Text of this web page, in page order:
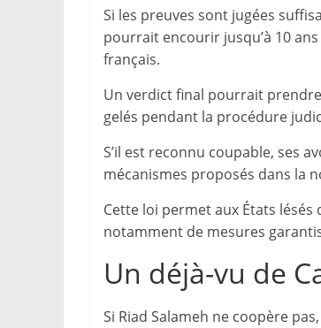
Si les preuves sont jugées
pourrait encourir jusqu’à 10
français.
Un verdict final pourrait
gelés pendant la procédure
S’il est reconnu coupable, ses
mécanismes proposés dans la
Cette loi permet aux États
notamment de mesures
Un déjà-vu de
Si Riad Salameh ne coopère